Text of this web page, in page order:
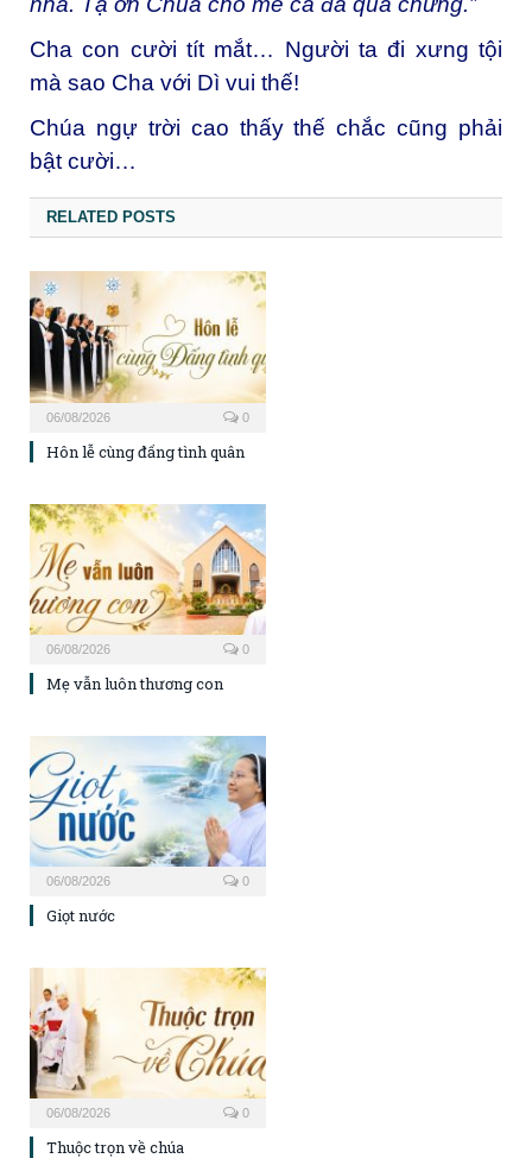
Cha con cười tít mắt… Người ta đi xưng tội
mà sao Cha với Dì vui thế!
Chúa ngự trời cao thấy thế chắc cũng phải
bật cười…
RELATED POSTS
06/08/2026 0
Hôn lễ cùng đấng tình quân
06/08/2026 0
Mẹ vẫn luôn thương con
06/08/2026 0
Giọt nước
06/08/2026 0
Thuộc trọn về chúa